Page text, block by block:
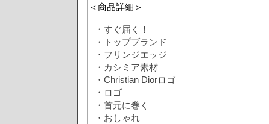
＜商品詳細＞
・すぐ届く！
・トップブランド
・フリンジエッジ
・カシミア素材
・Christian Diorロゴ
・ロゴ
・首元に巻く
・おしゃれ